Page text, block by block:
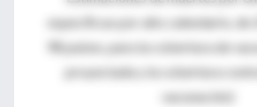
específicas por año calendario, de
98 países, para la cobertura de
proyectada y la cobertura
vacunación)